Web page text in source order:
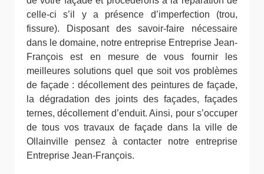
celle-ci s’il y a présence d’imperfection (trou,
fissure). Disposant des savoir-faire nécessaire
dans le domaine, notre entreprise Entreprise Jean-
François est en mesure de vous fournir les
meilleures solutions quel que soit vos problèmes
de façade : décollement des peintures de façade,
la dégradation des joints des façades, façades
ternes, décollement d’enduit. Ainsi, pour s’occuper
de tous vos travaux de façade dans la ville de
Ollainville pensez à contacter notre entreprise
Entreprise Jean-François.